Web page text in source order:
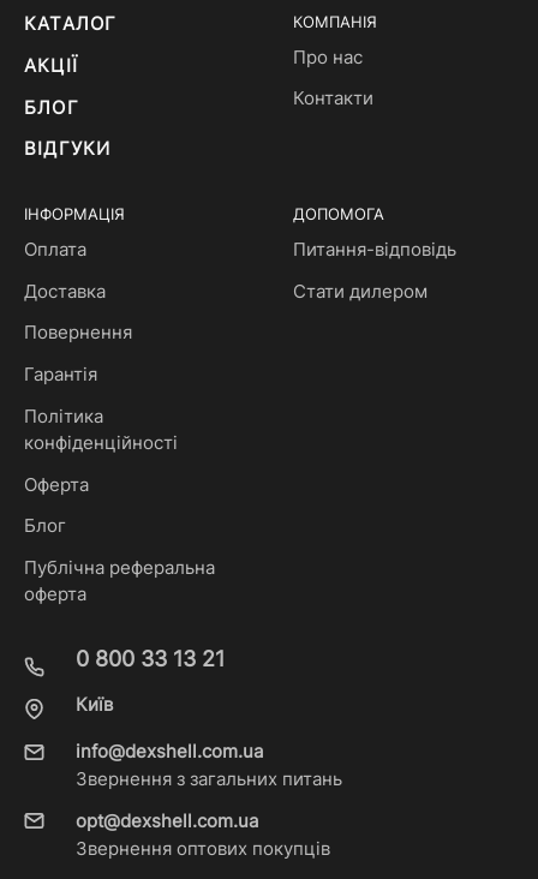
КАТАЛОГ
АКЦІЇ
БЛОГ
ВІДГУКИ
КОМПАНІЯ
Про нас
Контакти
ІНФОРМАЦІЯ
Оплата
Доставка
Повернення
Гарантія
Політика
конфіденційності
Оферта
Блог
Публічна реферальна
оферта
ДОПОМОГА
Питання-відповідь
Стати дилером
0 800 33 13 21
Київ
info@dexshell.com.ua
Звернення з загальних питань
opt@dexshell.com.ua
Звернення оптових покупців